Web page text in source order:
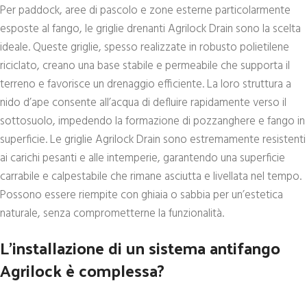
Per paddock, aree di pascolo e zone esterne particolarmente
esposte al fango, le griglie drenanti Agrilock Drain sono la scelta
ideale. Queste griglie, spesso realizzate in robusto polietilene
riciclato, creano una base stabile e permeabile che supporta il
terreno e favorisce un drenaggio efficiente. La loro struttura a
nido d’ape consente all’acqua di defluire rapidamente verso il
sottosuolo, impedendo la formazione di pozzanghere e fango in
superficie. Le griglie Agrilock Drain sono estremamente resistenti
ai carichi pesanti e alle intemperie, garantendo una superficie
carrabile e calpestabile che rimane asciutta e livellata nel tempo.
Possono essere riempite con ghiaia o sabbia per un’estetica
naturale, senza comprometterne la funzionalità.
L’installazione di un sistema antifango
Agrilock è complessa?